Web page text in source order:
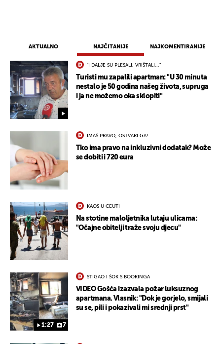
AKTUALNO NAJČITANIJE NAJKOMENTIRANIJE
"I DALJE SU PLESALI, VRIŠTALI..."
Turisti mu zapalili apartman: "U 30 minuta
nestalo je 50 godina našeg života, supruga
i ja ne možemo oka sklopiti"
IMAŠ PRAVO, OSTVARI GA!
Tko ima pravo na inkluzivni dodatak? Može
se dobiti i 720 eura
KAOS U CEUTI
Na stotine maloljetnika lutaju ulicama:
"Očajne obitelji traže svoju djecu"
1:27 7
STIGAO I ŠOK S BOOKINGA
VIDEO Gošća izazvala požar luksuznog
apartmana. Vlasnik: "Dok je gorjelo, smijali
su se, pili i pokazivali mi srednji prst"
UKLJUČITE NOTIFIKACIJE